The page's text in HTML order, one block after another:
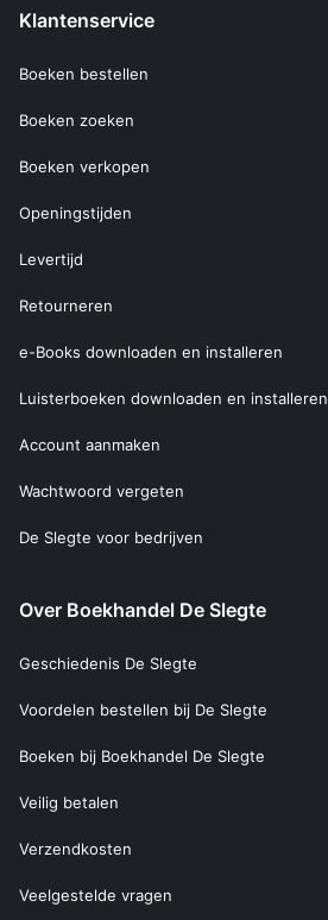
Klantenservice
Boeken bestellen
Boeken zoeken
Boeken verkopen
Openingstijden
Levertijd
Retourneren
e-Books downloaden en installeren
Luisterboeken downloaden en installeren
Account aanmaken
Wachtwoord vergeten
De Slegte voor bedrijven
Over Boekhandel De Slegte
Geschiedenis De Slegte
Voordelen bestellen bij De Slegte
Boeken bij Boekhandel De Slegte
Veilig betalen
Verzendkosten
Veelgestelde vragen